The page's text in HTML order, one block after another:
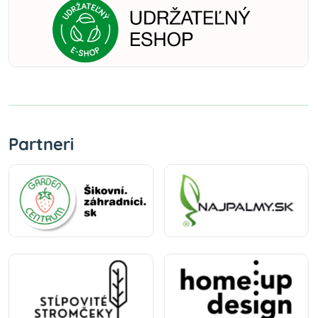
Partneri